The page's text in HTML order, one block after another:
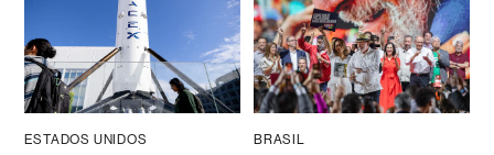
ESTADOS UNIDOS BRASIL